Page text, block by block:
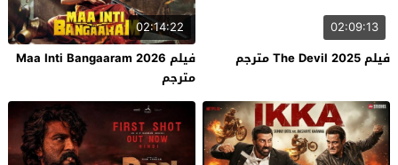
02:09:13
فيلم The Devil 2025 مترجم
02:14:22
فيلم Maa Inti Bangaaram 2026
مترجم